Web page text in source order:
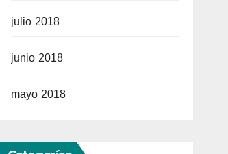
julio 2018
junio 2018
mayo 2018